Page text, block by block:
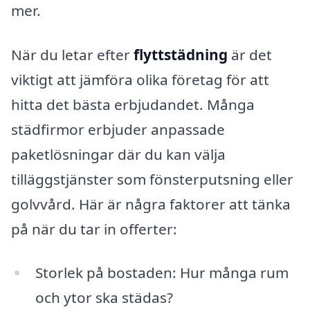
mer.
När du letar efterflyttstädning är det
viktigt att jämföra olika företag för att
hitta det bästa erbjudandet. Många
städfirmor erbjuder anpassade
paketlösningar där du kan välja
tilläggstjänster som fönsterputsning eller
golvvård. Här är några faktorer att tänka
på när du tar in offerter:
Storlek på bostaden: Hur många rum
och ytor ska städas?